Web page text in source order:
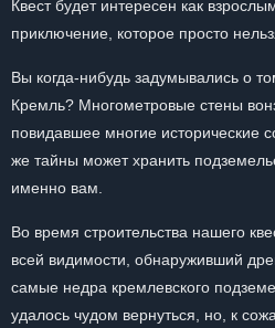
Квест будет интересен как
приключение, которое просто
Вы когда-нибудь задумывались о
Кремль? Многометровые стены
повидавшее многие исторические
же тайны может хранить
именно вам.
Во время строительства нашего
всей видимости, обнаруживший
самые недра кремлевского
удалось чудом вернуться, но, к